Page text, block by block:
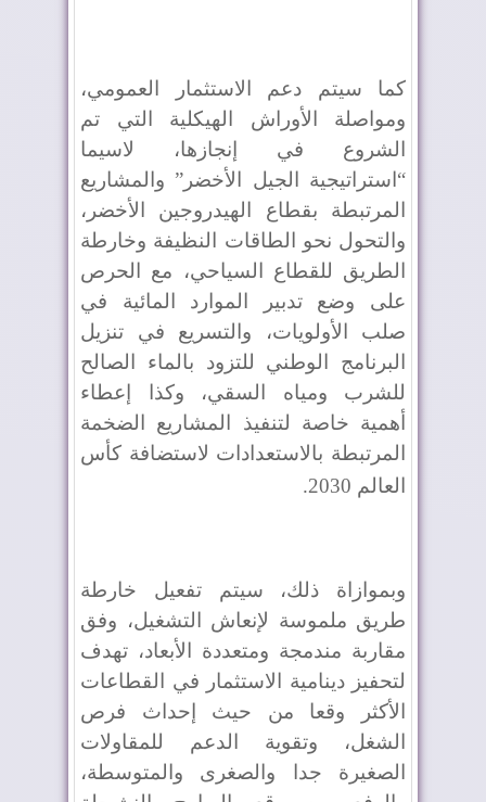
كما سيتم دعم الاستثمار العمومي،
ومواصلة الأوراش الهيكلية التي تم
الشروع في إنجازها، لاسيما
“استراتيجية الجيل الأخضر” والمشاريع
المرتبطة بقطاع الهيدروجين الأخضر،
والتحول نحو الطاقات النظيفة وخارطة
الطريق للقطاع السياحي، مع الحرص
على وضع تدبير الموارد المائية في
صلب الأولويات، والتسريع في تنزيل
البرنامج الوطني للتزود بالماء الصالح
للشرب ومياه السقي، وكذا إعطاء
أهمية خاصة لتنفيذ المشاريع الضخمة
المرتبطة بالاستعدادات لاستضافة كأس
العالم 2030
.
وبموازاة ذلك، سيتم تفعيل خارطة
طريق ملموسة لإنعاش التشغيل، وفق
مقاربة مندمجة ومتعددة الأبعاد، تهدف
لتحفيز دينامية الاستثمار في القطاعات
الأكثر وقعا من حيث إحداث فرص
الشغل، وتقوية الدعم للمقاولات
الصغيرة جدا والصغرى والمتوسطة،